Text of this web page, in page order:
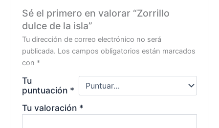
Sé el primero en valorar “Zorrillo
dulce de la isla”
Tu dirección de correo electrónico no será
publicada. Los campos obligatorios están marcados
con *
Tu
puntuación *
Tu valoración *